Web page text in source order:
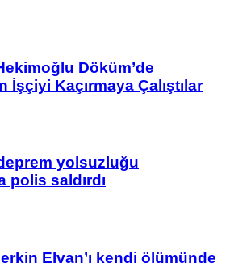
Döküm’de
İşçiyi Kaçırmaya Çalıştılar
deprem yolsuzluğu
polis saldırdı
Elvan’ı kendi ölümünde